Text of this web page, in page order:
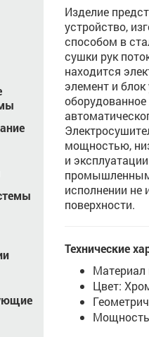
Изделие
устройство,
способом в
сушки рук
находится
элемент и
мощностью,
и
исполнении не
поверхности.
Технические
Материал
Цвет: